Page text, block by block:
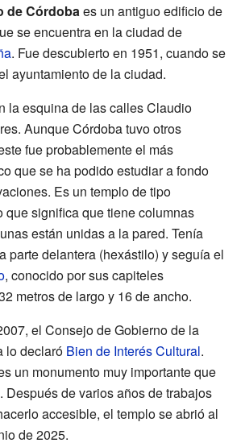
de Córdobaes un antiguo edificio de
se encuentra en la ciudad de
. Fue descubierto en 1951, cuando se
ayuntamiento de la ciudad.
la esquina de las calles Claudio
Aunque Córdoba tuvo otros
fue probablemente el más
que se ha podido estudiar a fondo
Es un templo de tipo
que significa que tiene columnas
están unidas a la pared. Tenía
parte delantera (hexástilo) y seguía el
, conocido por sus capiteles
metros de largo y 16 de ancho.
el Consejo de Gobierno de la
lo declaró Bien de Interés Cultural.
un monumento muy importante que
Después de varios años de trabajos
accesible, el templo se abrió al
de 2025.